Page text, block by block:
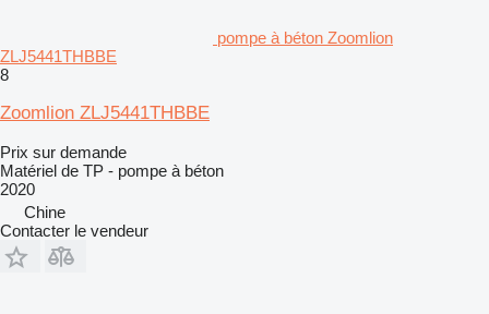
pompe à béton Zoomlion
ZLJ5441THBBE
8
Zoomlion ZLJ5441THBBE
Prix sur demande
Matériel de TP - pompe à béton
2020
Chine
Contacter le vendeur